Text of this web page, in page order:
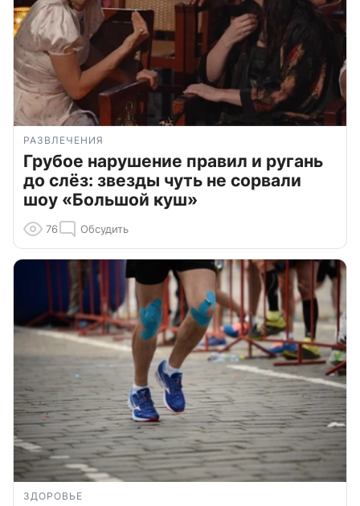
РАЗВЛЕЧЕНИЯ
Грубое нарушение правил и ругань
до слёз: звезды чуть не сорвали
шоу «Большой куш»
76 Обсудить
ЗДОРОВЬЕ